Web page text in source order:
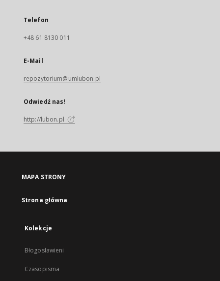
Telefon
+48 61 8130 011
E-Mail
repozytorium@umlubon.pl
Odwiedź nas!
http://lubon.pl
MAPA STRONY
Strona główna
Kolekcje
Błogosławieni
Czasopisma